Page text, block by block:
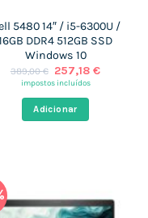
5480 14″ / i5-6300U /
DDR4 512GB SSD
Windows 10
389,00€ O
preço
era:
389,00 €.
257,18€O
impostos incluídos
Adicionar